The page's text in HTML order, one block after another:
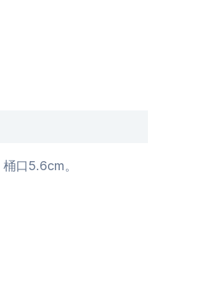
口5.6cm。